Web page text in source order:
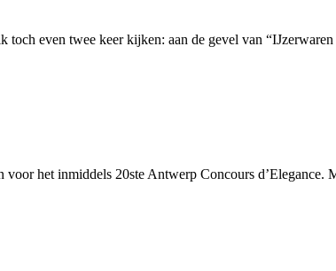
even twee keer kijken: aan de gevel van
het inmiddels 20ste Antwerp Concours d’Elegance.